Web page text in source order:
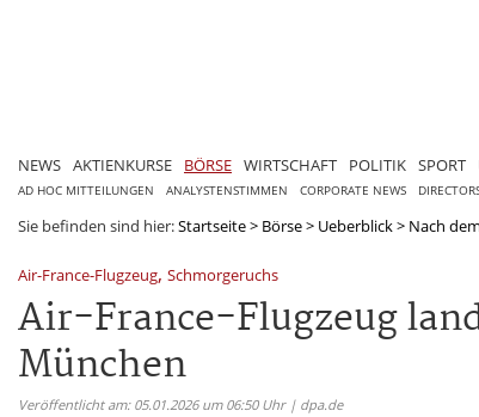
NEWS AKTIENKURSE BÖRSE WIRTSCHAFT POLITIK SPORT
AD HOC MITTEILUNGEN ANALYSTENSTIMMEN CORPORATE NEWS
Sie befinden sind hier:Startseite> Börse> Ueberblick> Nach
Air-France-Flugzeug, Schmorgeruchs
Air-France-Flugzeug
München
Veröffentlicht am: 05.01.2026 um 06:50 Uhr | dpa.de